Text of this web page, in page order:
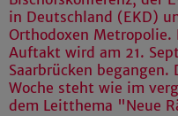
in Deutschland (EKD)
Orthodoxen Metropolie.
Auftakt wird am 21.
Saarbrücken
Woche steht wie im
dem Leitthema "Neue